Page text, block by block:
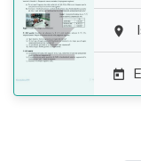
 
